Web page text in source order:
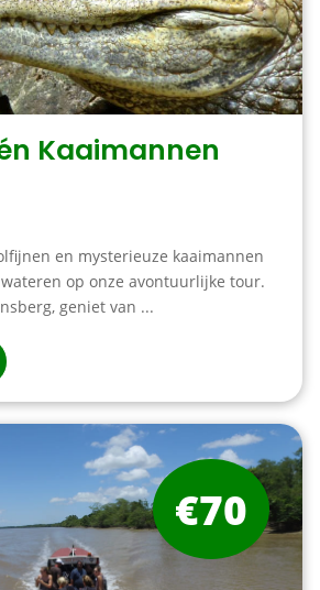
Kaaimannen
en mysterieuze kaaimannen
op onze avontuurlijke tour.
geniet van ...
€70